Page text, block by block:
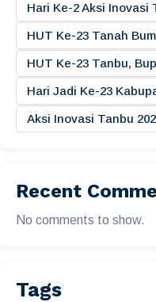
Hari Ke-2 Aksi Inovasi
HUT Ke-23 Tanah
HUT Ke-23 Tanbu,
Hari Jadi Ke-23
Aksi Inovasi Tanbu
Recent
No comments to show.
Tags